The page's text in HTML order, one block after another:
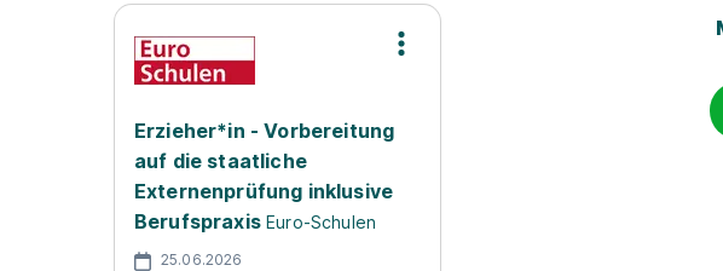
Erzieher*in - Vorbereitung
auf die staatliche
Externenprüfung inklusive
Berufspraxis Euro-Schulen
25.06.2026